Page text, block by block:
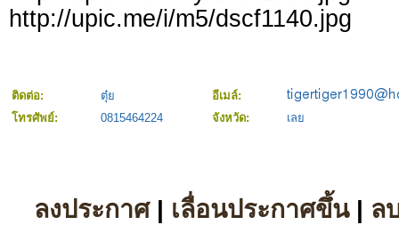
http://upic.me/i/m5/dscf1140.jpg
ติดต่อ: ตุ๋ย
อีเมล์:
โทรศัพย์:
0815464224 จังหวัด: เลย
ลงประกาศ| เลื่อนประกาศขึ้น| ล